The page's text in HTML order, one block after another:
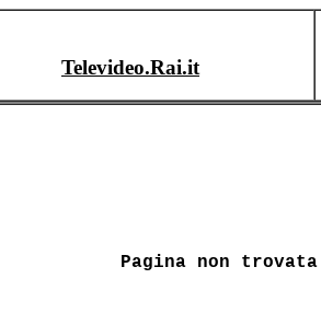
Televideo.Rai.it
Pagina non trovata